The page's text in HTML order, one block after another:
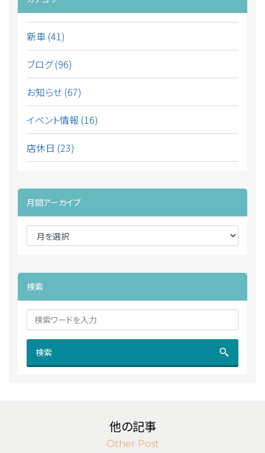
新車 (41)
ブログ (96)
お知らせ (67)
イベント情報 (16)
店休日 (23)
月間アーカイブ
検索
検索
他の記事
Other Post